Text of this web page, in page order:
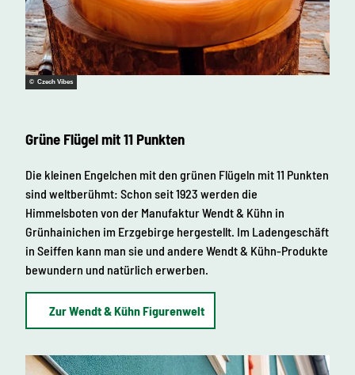
© Czech Vibes
Grüne Flügel mit 11 Punkten
Die kleinen Engelchen mit den grünen Flügeln mit 11 Punkten
sind weltberühmt: Schon seit 1923 werden die
Himmelsboten von der Manufaktur Wendt & Kühn in
Grünhainichen im Erzgebirge hergestellt. Im Ladengeschäft
in Seiffen kann man sie und andere Wendt & Kühn-Produkte
bewundern und natürlich erwerben.
Zur Wendt & Kühn Figurenwelt